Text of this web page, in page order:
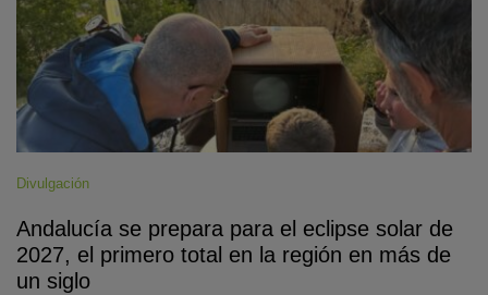
Divulgación
Andalucía se prepara para el eclipse solar de
2027, el primero total en la región en más de
un siglo